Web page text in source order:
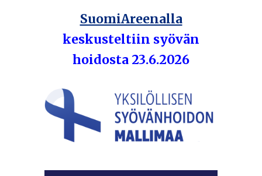
SuomiAreenalla
keskusteltiin syövän
hoidosta 23.6.2026